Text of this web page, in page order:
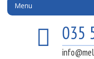
Menu
035